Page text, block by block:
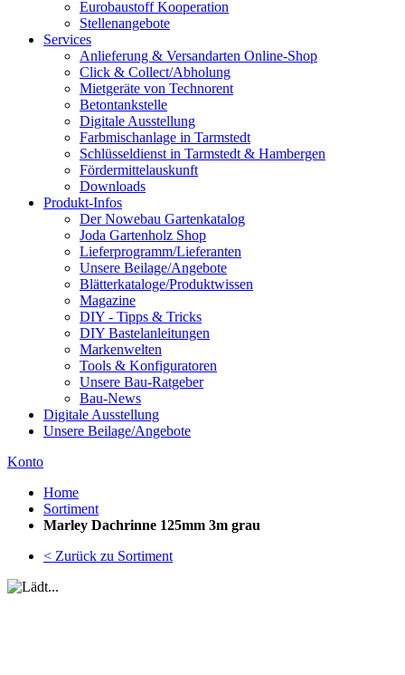
Eurobaustoff Kooperation
Stellenangebote
Services
Anlieferung & Versandarten Online-Shop
Click & Collect/Abholung
Mietgeräte von Technorent
Betontankstelle
Digitale Ausstellung
Farbmischanlage in Tarmstedt
Schlüsseldienst in Tarmstedt & Hambergen
Fördermittelauskunft
Downloads
Produkt-Infos
Der Nowebau Gartenkatalog
Joda Gartenholz Shop
Lieferprogramm/Lieferanten
Unsere Beilage/Angebote
Blätterkataloge/Produktwissen
Magazine
DIY - Tipps & Tricks
DIY Bastelanleitungen
Markenwelten
Tools & Konfiguratoren
Unsere Bau-Ratgeber
Bau-News
Digitale Ausstellung
Unsere Beilage/Angebote
Konto
Home
Sortiment
Marley Dachrinne 125mm 3m grau
< Zurück zu Sortiment